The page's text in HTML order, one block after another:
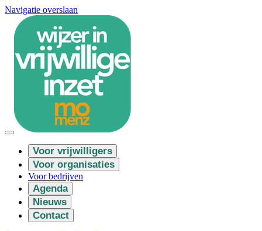
Navigatie overslaan
Voor vrijwilligers
Voor organisaties
Voor bedrijven
Agenda
Nieuws
Contact